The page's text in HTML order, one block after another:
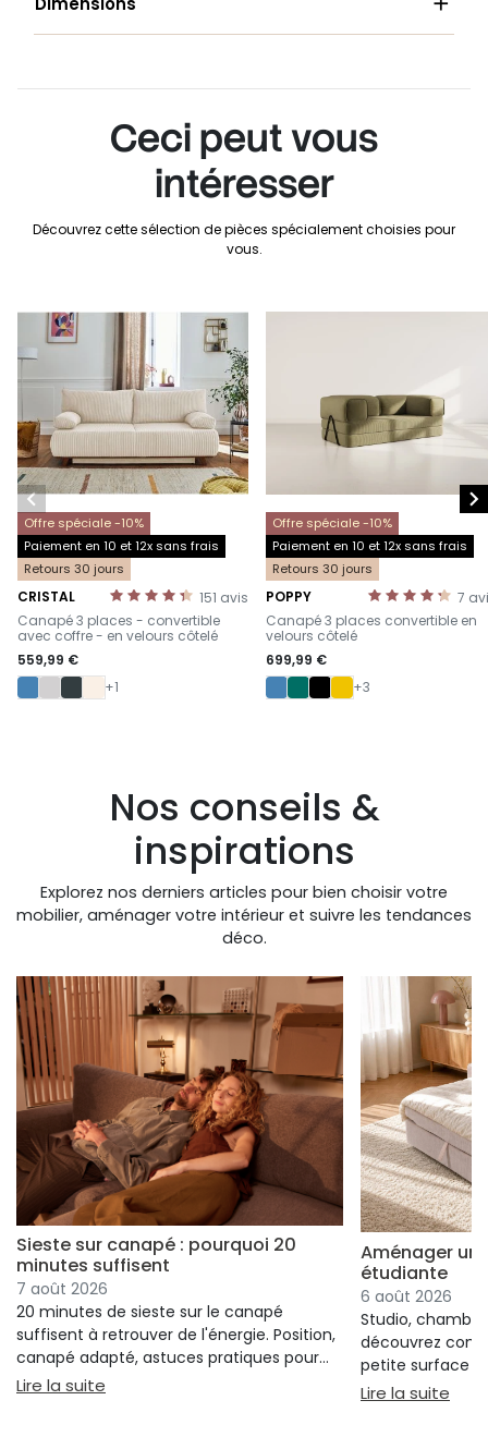
Ceci peut vous
intéresser
Découvrez cette sélection de pièces spécialement choisies pour
vous.
Offre spéciale -10%
Paiement en 10 et 12x sans frais
Retours 30 jours
151 avis
CRISTAL
-
Canapé 3 places - convertible
avec coffre - en velours côtelé
559,99 €
+1
Offre spéciale -10%
Paiement en 10 et 12x sans frais
Retours 30 jours
7
POPPY
-
Canapé 3 places convertible en
velours côtelé
699,99 €
+3
 
Nos conseils &
inspirations
Explorez nos derniers articles pour bien choisir votre
mobilier, aménager votre intérieur et suivre les tendances
déco.
Sieste sur canapé : pourquoi 20
minutes suffisent
7 août 2026
20 minutes de sieste sur le canapé
suffisent à retrouver de l'énergie. Position,
canapé adapté, astuces pratiques pour
bien s'installer.
Lire la suite : Sieste sur canapé : pourquoi 20 minutes
Aménager un
étudiante
6 août 2026
Studio,
découvrez
petite surface à
confort ni
Lire la suite